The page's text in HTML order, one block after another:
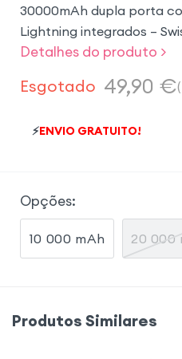
30000mAh dupla porta
Lightning integrados –
Detalhes do produto >
Esgotado 49,90 €
⚡ENVIO GRATUITO!
Opções:
10 000 mAh 20 000
Produtos Similares